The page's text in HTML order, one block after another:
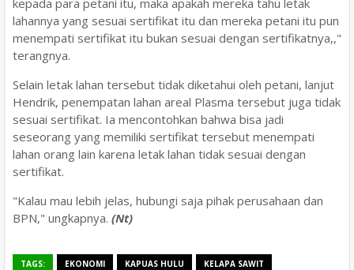
lahannya yang sesuai sertifikat itu dan mereka petani itu pun
menempati sertifikat itu bukan sesuai dengan sertifikatnya,,"
terangnya.
Selain letak lahan tersebut tidak diketahui oleh petani, lanjut
Hendrik, penempatan lahan areal Plasma tersebut juga tidak
sesuai sertifikat. Ia mencontohkan bahwa bisa jadi
seseorang yang memiliki sertifikat tersebut menempati
lahan orang lain karena letak lahan tidak sesuai dengan
sertifikat.
"Kalau mau lebih jelas, hubungi saja pihak perusahaan dan
BPN," ungkapnya. (Nt)
TAGS: EKONOMI KAPUAS HULU KELAPA SAWIT